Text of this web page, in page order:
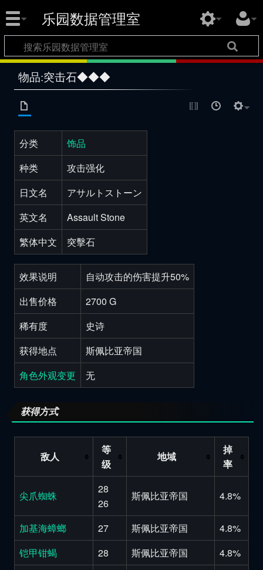
乐园数据管理室
物品:突击石◆◆◆
效果说明
自动攻击的伤害提升50%
出售价格
2700 G
稀有度
史诗
获得地点
斯佩比亚帝国
角色外观变更
无
分类
饰品
种类
攻击强化
日文名
アサルトストーン
英文名
Assault Stone
繁体中文
突擊石
获得方式
敌人
等
级
地域
掉
率
尖爪蜘蛛
28
26
斯佩比亚帝国 4.8%
加基海蟑螂 27 斯佩比亚帝国
4.8%
铠甲钳蝎
28 斯佩比亚帝国
4.8%